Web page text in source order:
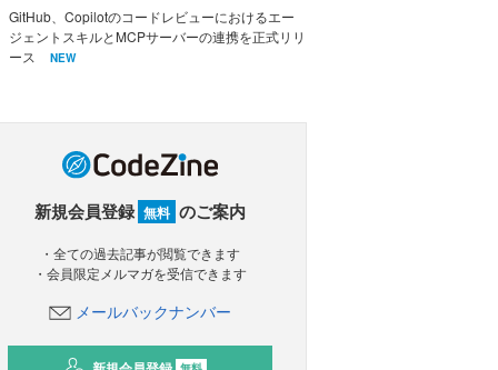
GitHub、Copilotのコードレビューにおけるエー
ジェントスキルとMCPサーバーの連携を正式リリ
ース
NEW
新規会員登録 無料 のご案内
・全ての過去記事が閲覧できます
・会員限定メルマガを受信できます
メールバックナンバー